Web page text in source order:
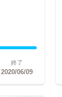
終了
2020/06/09